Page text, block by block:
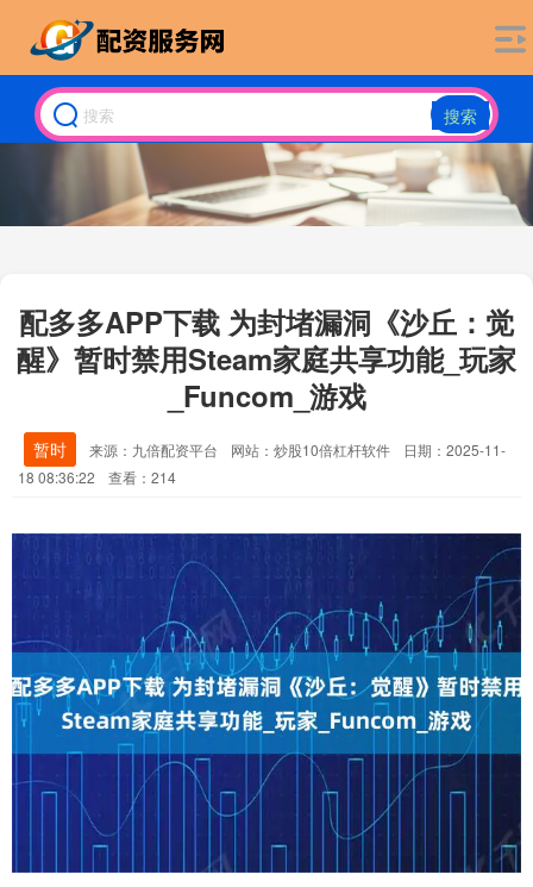
搜索
配多多APP下载 为封堵漏洞《沙丘：觉
醒》暂时禁用Steam家庭共享功能_玩家
_Funcom_游戏
暂时 来源：九倍配资平台 网站：炒股10倍杠杆软件
日期：2025-11-
18 08:36:22
查看：214